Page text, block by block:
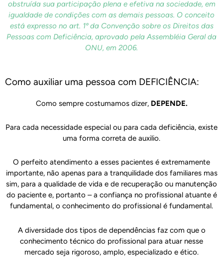
obstruída sua participação plena e efetiva na sociedade, em
igualdade de condições com as demais pessoas. O conceito
está expresso no art. 1º da Convenção sobre os Direitos das
Pessoas com Deficiência, aprovado pela Assembléia Geral da
ONU, em 2006.
Como auxiliar uma pessoa com DEFICIÊNCIA:
Como sempre costumamos dizer, DEPENDE.
Para cada necessidade especial ou para cada deficiência, existe
uma forma correta de auxilio.
O perfeito atendimento a esses pacientes é extremamente
importante, não apenas para a tranquilidade dos familiares mas
sim, para a qualidade de vida e de recuperação ou manutenção
do paciente e, portanto – a confiança no profissional atuante é
fundamental, o conhecimento do profissional é fundamental.
A diversidade dos tipos de dependências faz com que o
conhecimento técnico do profissional para atuar nesse
mercado seja rigoroso, amplo, especializado e ético.